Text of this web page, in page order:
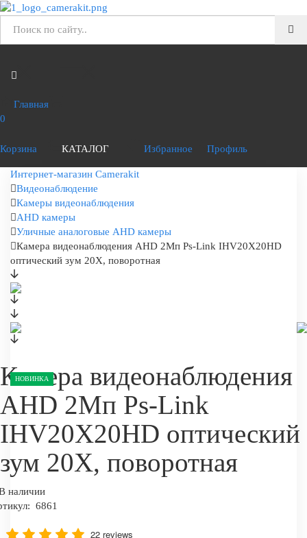
Главная
0
Корзина КАТАЛОГ Избранное Профиль
Интернет-магазин Camerakit
Видеонаблюдение
Камеры видеонаблюдения
AHD камеры
Уличные аналоговые AHD камеры
Камера видеонаблюдения AHD 2Мп Ps-Link IHV20X20HD
оптический зум 20Х, поворотная
НОВИНКА
Камера видеонаблюдения
AHD 2Мп Ps-Link
IHV20X20HD оптический
зум 20Х, поворотная
наличии
6861
22 reviews